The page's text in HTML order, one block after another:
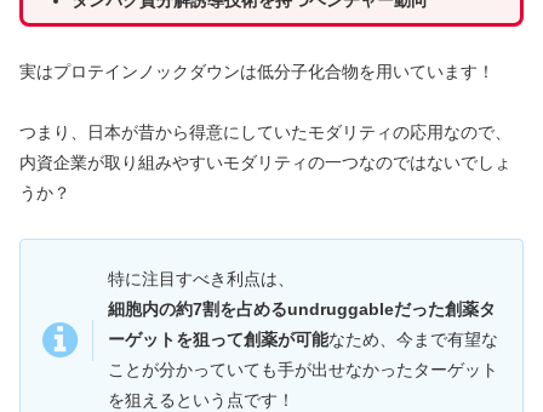
実はプロテインノックダウンは低分子化合物を用いています！
つまり、日本が昔から得意にしていたモダリティの応用なので、
内資企業が取り組みやすいモダリティの一つなのではないでしょ
うか？
特に注目すべき利点は、
細胞内の約7割を占めるundruggableだった創薬タ
ーゲットを狙って創薬が可能なため、今まで有望な
ことが分かっていても手が出せなかったターゲット
を狙えるという点です！